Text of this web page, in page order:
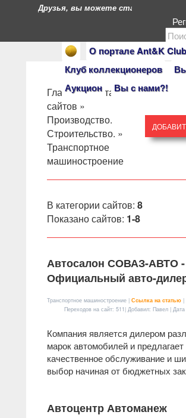
О портале Ant&K Club
Клуб коллекционеров
Аукцион
Вы с нами?!
Друзья, вы можете стать героями
Главная»Каталог
сайтов »
Производство.
Строительство. »
Транспортное
машиностроение
В категории сайтов: 8
Показано сайтов: 1-8
Автосалон СОВАЗ-АВТО -
Официальный авто-
Транспортное машиностроение | Ссылка на статью |
Переходов на сайт: 511| Добавил: Павел |
Компания является дилером
марок автомобилей и предлагает
качественное обслуживание и
выбор начиная от бюджетных зак
Автоцентр Автоманеж